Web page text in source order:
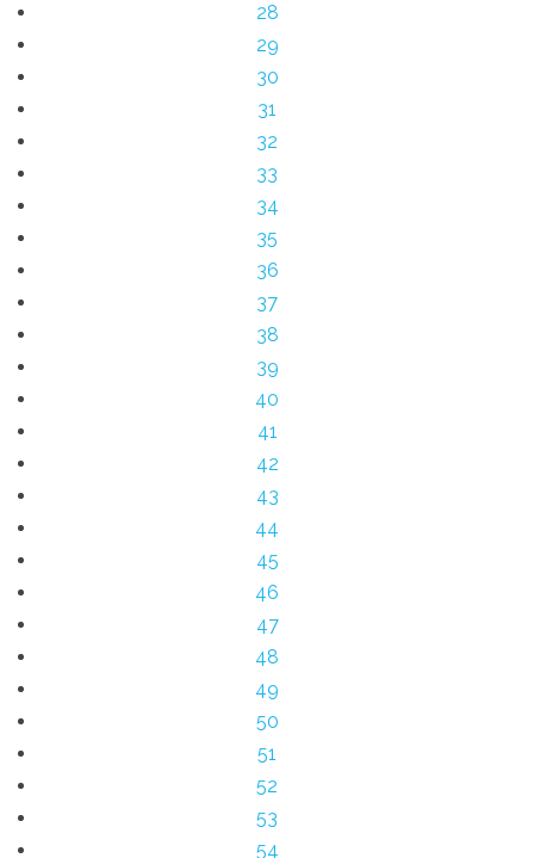
28
29
30
31
32
33
34
35
36
37
38
39
40
41
42
43
44
45
46
47
48
49
50
51
52
53
54